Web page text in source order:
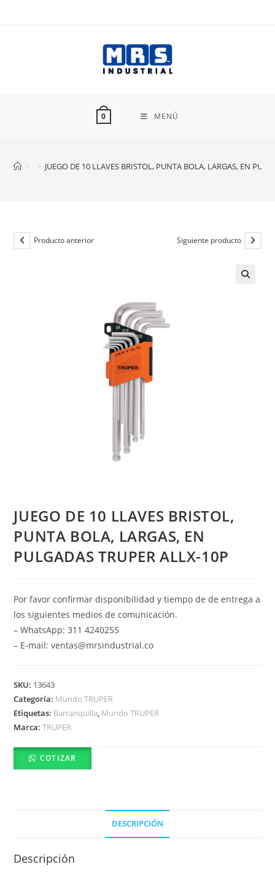
0 MENÚ
> > JUEGO DE 10 LLAVES BRISTOL, PUNTA BOLA, LARGAS, EN
Producto anterior Siguiente producto
JUEGO DE 10 LLAVES BRISTOL,
PUNTA BOLA, LARGAS, EN
PULGADAS TRUPER ALLX-10P
Por favor confirmar disponibilidad y tiempo de de entrega a
los siguientes medios de comunicación.
– WhatsApp: 311 4240255
– E-mail: ventas@mrsindustrial.co
SKU: 13643
Categoría: Mundo TRUPER
Etiquetas: Barranquilla, Mundo TRUPER
Marca:TRUPER
COTIZAR
DESCRIPCIÓN
Descripción